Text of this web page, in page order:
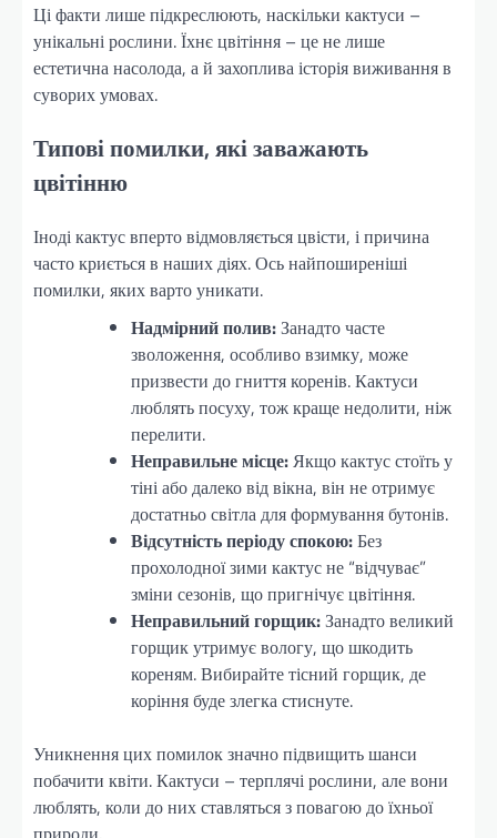
Ці факти лише підкреслюють, наскільки кактуси –
унікальні рослини. Їхнє цвітіння – це не лише
естетична насолода, а й захоплива історія виживання в
суворих умовах.
Типові помилки, які заважають
цвітінню
Іноді кактус вперто відмовляється цвісти, і причина
часто криється в наших діях. Ось найпоширеніші
помилки, яких варто уникати.
Надмірний полив:Занадто часте
зволоження, особливо взимку, може
призвести до гниття коренів. Кактуси
люблять посуху, тож краще недолити, ніж
перелити.
Неправильне місце:Якщо кактус стоїть у
тіні або далеко від вікна, він не отримує
достатньо світла для формування бутонів.
Відсутність періоду спокою:Без
прохолодної зими кактус не “відчуває”
зміни сезонів, що пригнічує цвітіння.
Неправильний горщик:Занадто великий
горщик утримує вологу, що шкодить
кореням. Вибирайте тісний горщик, де
коріння буде злегка стиснуте.
Уникнення цих помилок значно підвищить шанси
побачити квіти. Кактуси – терплячі рослини, але вони
люблять, коли до них ставляться з повагою до їхньої